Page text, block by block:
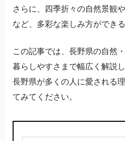
さらに、四季折々の自然景観
など、多彩な楽しみ方ができ
この記事では、長野県の自然
暮らしやすさまで幅広く解説し
長野県が多くの人に愛される
てみてください。